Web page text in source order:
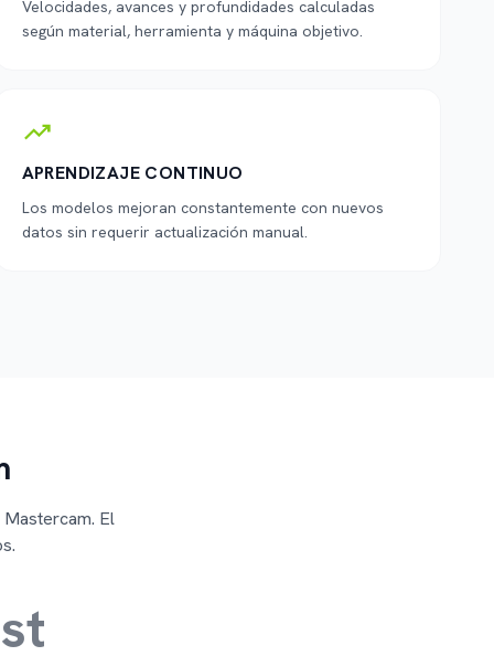
Velocidades, avances y profundidades calculadas
según material, herramienta y máquina objetivo.
trending_up
APRENDIZAJE CONTINUO
Los modelos mejoran constantemente con nuevos
datos sin requerir actualización manual.
El